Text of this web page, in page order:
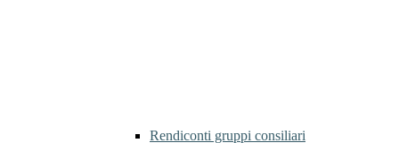
Rendiconti gruppi consiliari